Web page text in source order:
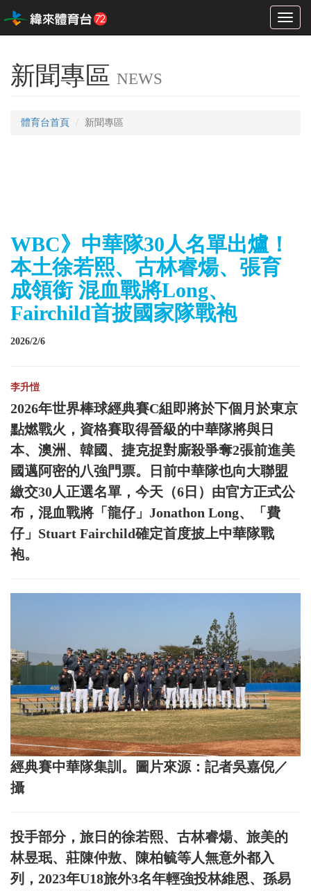
Toggle
新聞專區 NEWS
體育台首頁 新聞專區
WBC》中華隊30人名單出爐！
本土徐若熙、古林睿煬、張育
成領銜 混血戰將Long、
Fairchild首披國家隊戰袍
2026/2/6
李升愷
2026年世界棒球經典賽C組即將於下個月於東京
點燃戰火，資格賽取得晉級的中華隊將與日
本、澳洲、韓國、捷克捉對廝殺爭奪2張前進美
國邁阿密的八強門票。日前中華隊也向大聯盟
繳交30人正選名單，今天（6日）由官方正式公
布，混血戰將「龍仔」Jonathon Long、「費
仔」Stuart Fairchild確定首度披上中華隊戰
袍。
經典賽中華隊集訓。圖片來源：記者吳嘉倪／
攝
投手部分，旅日的徐若熙、古林睿煬、旅美的
林昱珉、莊陳仲敖、陳柏毓等人無意外都入
列，2023年U18旅外3名年輕強投林維恩、孫易